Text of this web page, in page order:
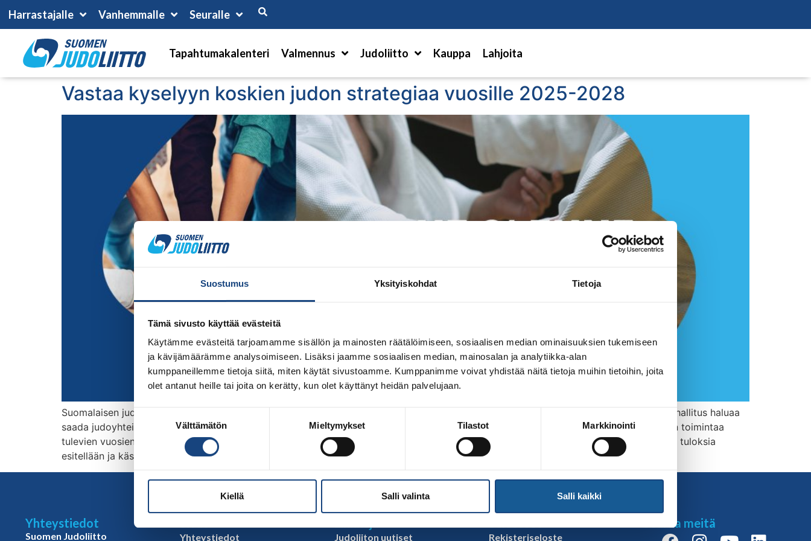
Suostumus Yksityiskohdat Tietoja
Tämä sivusto käyttää evästeitä
Käytämme evästeitä tarjoamamme sisällön ja mainosten räätälöimiseen, sosiaalisen median ominaisuuksien tukemiseen
ja kävijämäärämme analysoimiseen. Lisäksi jaamme sosiaalisen median, mainosalan ja analytiikka-alan
kumppaneillemme tietoja siitä, miten käytät sivustoamme. Kumppanimme voivat yhdistää näitä tietoja muihin tietoihin, joita
olet antanut heille tai joita on kerätty, kun olet käyttänyt heidän palvelujaan.
Suostumuksen
Välttämätön Mieltymykset Tilastot Markkinointi
Kiellä Salli valinta Salli kaikki
Harrastajalle Vanhemmalle Seuralle
Tapahtumakalenteri Valmennus Judoliitto Kauppa Lahjoita
Vastaa kyselyyn koskien judon strategiaa vuosille 2025-2028
Suomalaisen judo strategiakausi päättyy vuoden 2024 loppuun ja uutta strategiaa vuosille 2025-2028 tehdään parhaillaan. Judoliiton hallitus haluaa
saada judoyhteisössä erilaisissa tehtävissä toimivilta näkemyksiä strategiatyön tueksi. Strategia tulee ohjaamaan Judoliiton ja seurojen toimintaa
tulevien vuosien aikana. Yhtenä keinona näkemysten saamiseksi on kysely, johon mahdollisimman monen toivotaan vastaavan. Kyselyn tuloksia
esitellään ja käsitellään yhdessä Judoliiton ja judoseurojen […]
Yhteystiedot
Suomen Judoliitto Yhteystiedot Judoliiton uutiset Rekisteriseloste
Seuraa meitä